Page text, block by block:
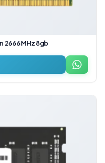
2666 MHz 8gb